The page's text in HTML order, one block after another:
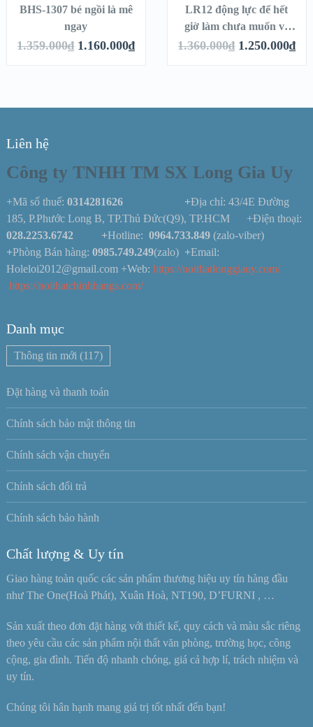
BHS-1307 bé ngồi là mê
ngay
1.359.000₫ 1.160.000₫
LR12 động lực để hết
giờ làm chưa muốn về
ngay
1.360.000₫ 1.250.000₫
Liên hệ
Công ty TNHH TM SX Long Gia Uy
+Mã số thuế: 0314281626 +Địa chỉ: 43/4E Đường
185, P.Phước Long B, TP.Thủ Đức(Q9), TP.HCM +Điện thoại:
028.2253.6742 +Hotline: 0964.733.849 (zalo-viber)
+Phòng Bán hàng: 0985.749.249(zalo) +Email:
Holeloi2012@gmail.com +Web: https://noithatlonggiauy.com/
https://noithatchinhhangs.com/
Danh mục
Thông tin mới (117)
Đặt hàng và thanh toán
Chính sách bảo mật thông tin
Chính sách vận chuyển
Chính sách đổi trả
Chính sách bảo hành
Chất lượng & Uy tín
Giao hàng toàn quốc các sản phẩm thương hiệu uy tín hàng đầu
như The One(Hoà Phát), Xuân Hoà, NT190, D’FURNI , …
Sản xuất theo đơn đặt hàng với thiết kế, quy cách và màu sắc riêng
theo yêu cầu các sản phẩm nội thất văn phòng, trường học, công
cộng, gia đình. Tiến độ nhanh chóng, giá cả hợp lí, trách nhiệm và
uy tín.
Chúng tôi hân hạnh mang giá trị tốt nhất đến bạn!